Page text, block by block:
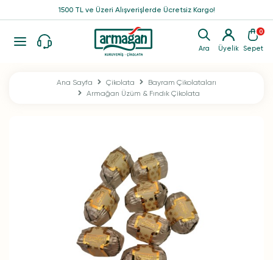
Ara Üyelik
0
Sepet
1500 TL ve Üzeri Alışverişlerde Ücretsiz Kargo!
Ana Sayfa Çikolata
Bayram Çikolataları
Armağan Üzüm & Fındık Çikolata